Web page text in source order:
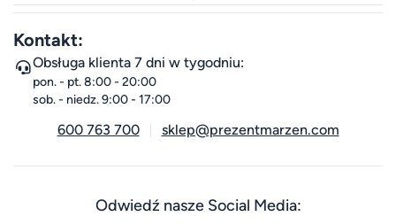
Kontakt:
Obsługa klienta 7 dni w tygodniu:
pon. - pt. 8:00 - 20:00
sob. - niedz. 9:00 - 17:00
600 763 700 sklep@prezentmarzen.com
Odwiedź nasze Social Media: